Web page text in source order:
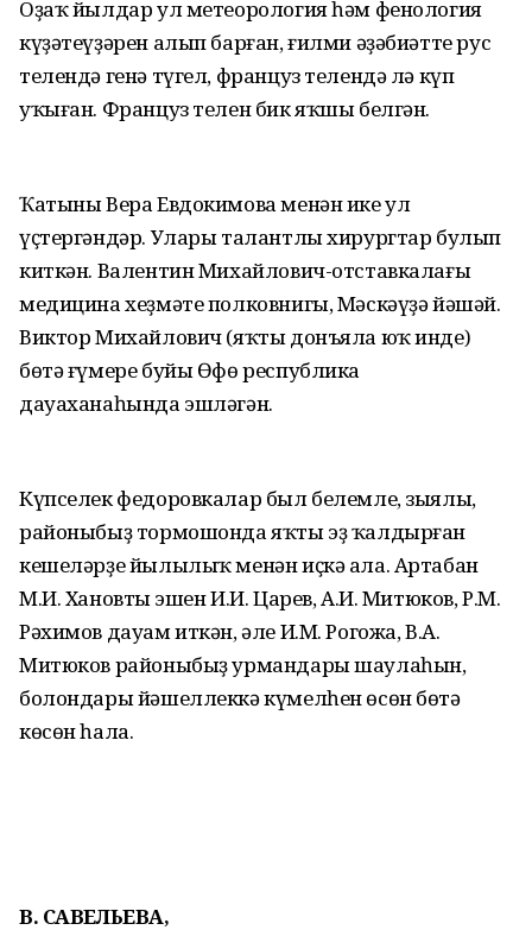
Оҙаҡ йылдар ул метеорология һәм фенология
күҙәтеүҙәрен алып барған, ғилми әҙәбиәтте рус
телендә генә түгел, француз телендә лә күп
уҡыған. Француз телен бик яҡшы белгән.
Ҡатыны Вера Евдокимова менән ике ул
үҫтергәндәр. Улары талантлы хирургтар булып
киткән. Валентин Михайлович-отставкалағы
медицина хеҙмәте полковнигы, Мәскәүҙә йәшәй.
Виктор Михайлович (яҡты донъяла юҡ инде)
бөтә ғүмере буйы Өфө республика
дауаханаһында эшләгән.
Күпселек федоровкалар был белемле, зыялы,
районыбыҙ тормошонда яҡты эҙ ҡалдырған
кешеләрҙе йылылыҡ менән иҫкә ала. Артабан
М.И. Хановтың эшен И.И. Царев, А.И. Митюков, Р.М.
Рәхимов дауам иткән, әле И.М. Рогожа, В.А.
Митюков районыбыҙ урмандары шаулаһын,
болондары йәшеллеккә күмелһен өсөн бөтә
көсөн һала.
В. САВЕЛЬЕВА,